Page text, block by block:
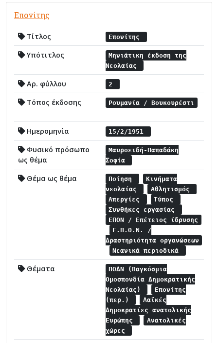
Επονίτης
Τίτλος Επονίτης
Υπότιτλος
Μηνιάτικη έκδοση της
Νεολαίας
Αρ. φύλλου 2
Τόπος έκδοσης Ρουμανία / Βουκουρέστι
Ημερομηνία 15/2/1951
Φυσικό πρόσωπο
ως θέμα
Μαυροειδή-Παπαδάκη
Σοφία
Θέμα ως θέμα Ποίηση
Κινήματα
νεολαίας
Αθλητισμός
Απεργίες
Τύπος
Συνθήκες εργασίας
ΕΠΟΝ / Επέτειος ίδρυσης
Ε.Π.Ο.Ν. /
Δραστηριότητα οργανώσεων
Νεανικά περιοδικά
Θέματα
ΠΟΔΝ (Παγκόσμια
Ομοσπονδία Δημοκρατικής
Νεολαίας)
Επονίτης
(περ.)
Λαϊκές
Δημοκρατίες ανατολικής
Ευρώπης
Ανατολικές
χώρες